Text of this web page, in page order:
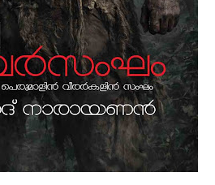
മലനാട്
അക്കാലത്തെ മലനാടിനെ
സാമൂഹികവുമായ
സാഹചര്യങ്ങള്‍, പ്രണയം,
യുദ്ധം എന്നിവയെല്ലാം ഈ